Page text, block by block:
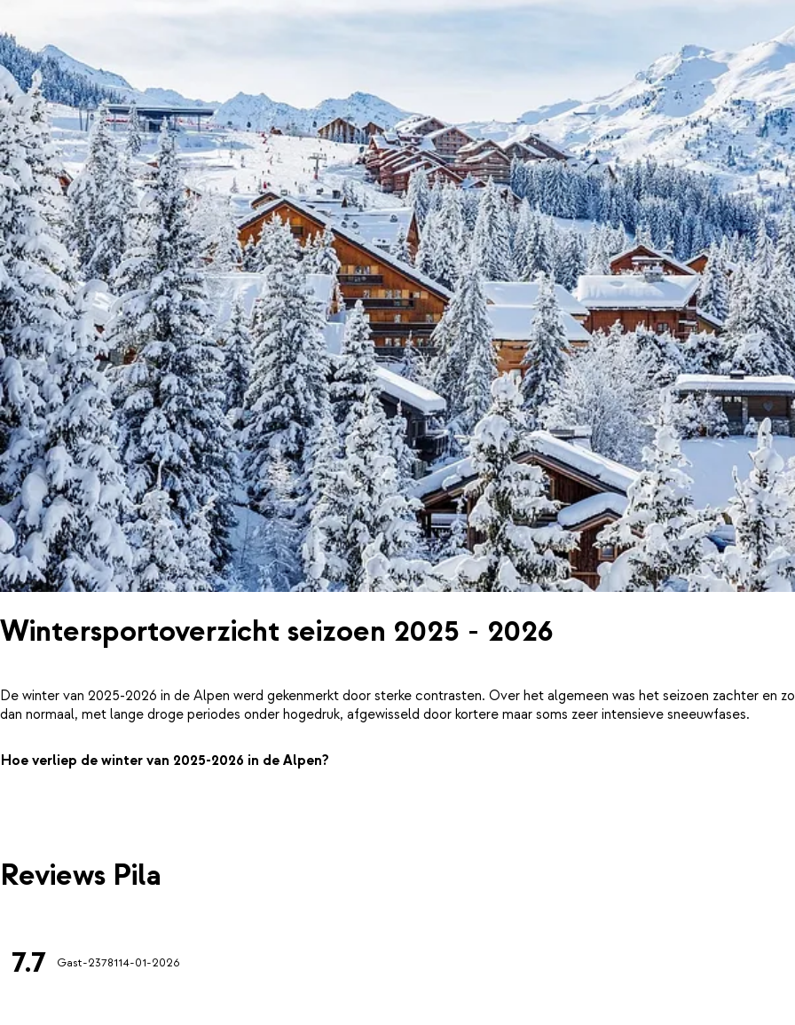
Wintersportoverzicht seizoen 2025 - 2026
De winter van 2025-2026 in de Alpen werd gekenmerkt door sterke contrasten. Over het algemeen was het seizoen zachter en
dan normaal, met lange droge periodes onder hogedruk, afgewisseld door kortere maar soms zeer intensieve sneeuwfases.
Hoe verliep de winter van 2025-2026 in de Alpen?
Reviews Pila
7.7 Gast-2378114-01-2026